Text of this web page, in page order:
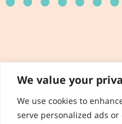
We value your
We use cookies to
serve personalized ads
Privacy Policy